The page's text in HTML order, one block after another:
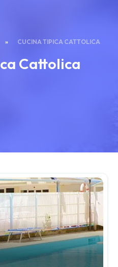
» CUCINA TIPICA CATTOLICA
Cattolica